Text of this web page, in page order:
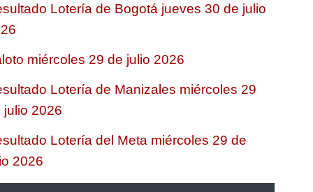
Lotería de Bogotá jueves 30 de julio
miércoles 29 de julio 2026
Lotería de Manizales miércoles 29
julio 2026
Lotería del Meta miércoles 29 de
2026